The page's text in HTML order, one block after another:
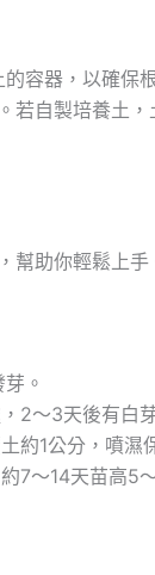
容器，以確保
若自製培養土
幫助你輕鬆上手
。
2～3天後有白
約1公分，噴濕
7～14天苗高5